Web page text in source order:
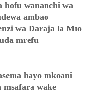
hofu wananchi wa
ambao
wa Daraja la Mto
mrefu
hayo mkoani
msafara wake